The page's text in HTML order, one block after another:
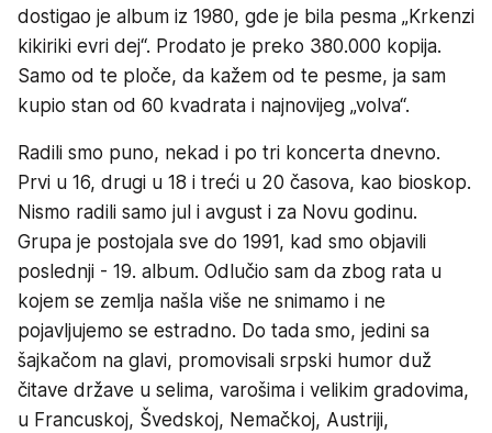
dostigao je album iz 1980, gde je bila pesma „Krkenzi
kikiriki evri dej“. Prodato je preko 380.000 kopija.
Samo od te ploče, da kažem od te pesme, ja sam
kupio stan od 60 kvadrata i najnovijeg „volva“.
Radili smo puno, nekad i po tri koncerta dnevno.
Prvi u 16, drugi u 18 i treći u 20 časova, kao bioskop.
Nismo radili samo jul i avgust i za Novu godinu.
Grupa je postojala sve do 1991, kad smo objavili
poslednji - 19. album. Odlučio sam da zbog rata u
kojem se zemlja našla više ne snimamo i ne
pojavljujemo se estradno. Do tada smo, jedini sa
šajkačom na glavi, promovisali srpski humor duž
čitave države u selima, varošima i velikim gradovima,
u Francuskoj, Švedskoj, Nemačkoj, Austriji,